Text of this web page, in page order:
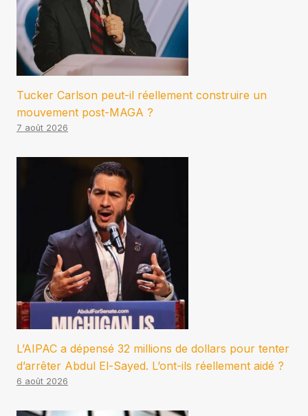
Tucker Carlson peut-il réellement construire un
mouvement post-MAGA ?
7 août 2026
L’AIPAC a dépensé 32 millions de dollars pour tenter
d’arrêter Abdul El-Sayed. L’ont-ils réellement aidé ?
6 août 2026